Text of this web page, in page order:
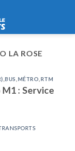
LA ROSE
,BUS MÉTRO RTM
: Service